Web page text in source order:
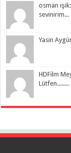
osman
sevinirim...
Yasin
HDFilm
Lütfen........